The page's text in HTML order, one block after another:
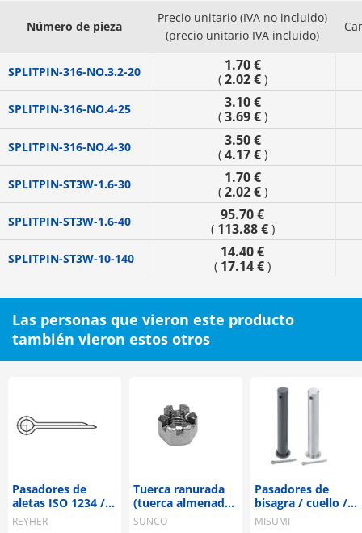
Número de pieza
Precio unitario (IVA no incluido)
(precio unitario IVA incluido)
SPLITPIN-316-NO.3.2-20 1.70 €
( 2.02 €)
SPLITPIN-316-NO.4-25 3.10 €
( 3.69 €)
SPLITPIN-316-NO.4-30 3.50 €
( 4.17 €)
SPLITPIN-ST3W-1.6-30 1.70 €
( 2.02 €)
SPLITPIN-ST3W-1.6-40 95.70 €
( 113.88 €)
SPLITPIN-ST3W-10-140 14.40 €
( 17.14 € )
Las personas que vieron este producto
también vieron estos otros
Pasadores de
aletas ISO 1234 /
acero / zincado
REYHER
Tuerca ranurada
(tuerca almenada)
forma alta tipo 1
SUNCO
Pasadores de
bisagra / cuello /
acero inoxidable,
MISUMI